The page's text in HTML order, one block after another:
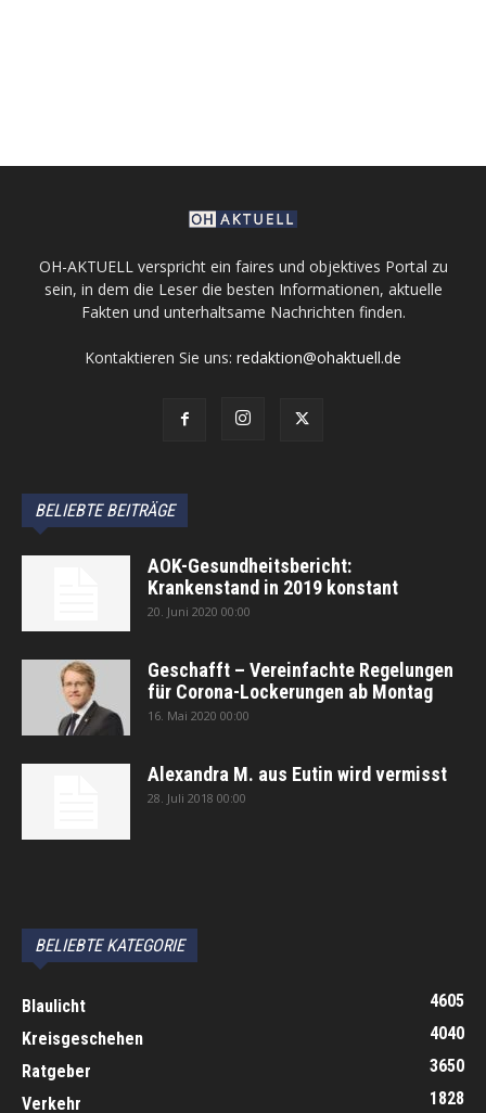
OH-AKTUELL verspricht ein faires und objektives Portal zu
sein, in dem die Leser die besten Informationen, aktuelle
Fakten und unterhaltsame Nachrichten finden.
Kontaktieren Sie uns: redaktion@ohaktuell.de
BELIEBTE BEITRÄGE
AOK-Gesundheitsbericht:
Krankenstand in 2019 konstant
20. Juni 2020 00:00
Geschafft – Vereinfachte Regelungen
für Corona-Lockerungen ab Montag
16. Mai 2020 00:00
Alexandra M. aus Eutin wird vermisst
28. Juli 2018 00:00
BELIEBTE KATEGORIE
Blaulicht
4605
Kreisgeschehen
4040
Ratgeber
3650
Verkehr
1828